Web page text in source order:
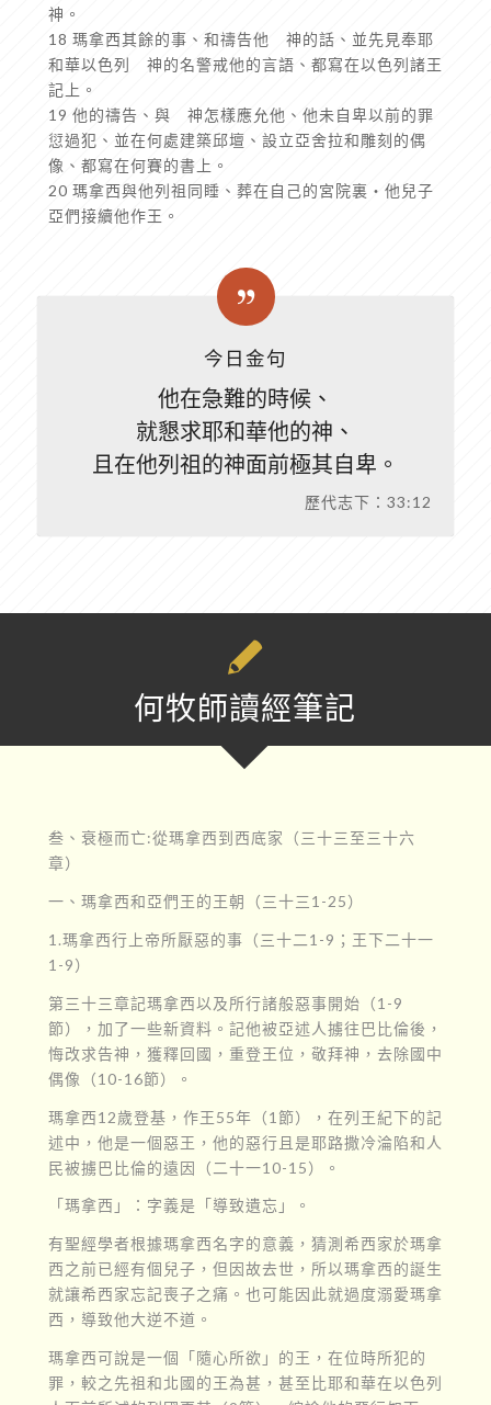
神。
18 瑪拿西其餘的事、和禱告他 神的話、並先見奉耶
和華以色列 神的名警戒他的言語、都寫在以色列諸王
記上。
19 他的禱告、與 神怎樣應允他、他未自卑以前的罪
愆過犯、並在何處建築邱壇、設立亞舍拉和雕刻的偶
像、都寫在何賽的書上。
20 瑪拿西與他列祖同睡、葬在自己的宮院裏‧他兒子
亞們接續他作王。
今日金句
他在急難的時候、
就懇求耶和華他的神、
且在他列祖的神面前極其自卑。
歷代志下：33:12
何牧師讀經筆記
叁、衰極而亡:從瑪拿西到西底家（三十三至三十六
章）
一、瑪拿西和亞們王的王朝（三十三1-25）
1.瑪拿西行上帝所厭惡的事（三十二1-9；王下二十一
1-9）
第三十三章記瑪拿西以及所行諸般惡事開始（1-9
節），加了一些新資料。記他被亞述人擄往巴比倫後，
悔改求告神，獲釋回國，重登王位，敬拜神，去除國中
偶像（10-16節）。
瑪拿西12歲登基，作王55年（1節），在列王紀下的記
述中，他是一個惡王，他的惡行且是耶路撒冷淪陷和人
民被擄巴比倫的遠因（二十一10-15）。
「瑪拿西」：字義是「導致遺忘」。
有聖經學者根據瑪拿西名字的意義，猜測希西家於瑪拿
西之前已經有個兒子，但因故去世，所以瑪拿西的誕生
就讓希西家忘記喪子之痛。也可能因此就過度溺愛瑪拿
西，導致他大逆不道。
瑪拿西可說是一個「隨心所欲」的王，在位時所犯的
罪，較之先祖和北國的王為甚，甚至比耶和華在以色列